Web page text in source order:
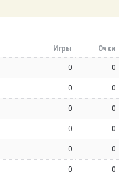
Игры Очки
0 0
0 0
0 0
0 0
0 0
0 0